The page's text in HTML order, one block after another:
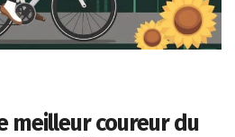
meilleur coureur du